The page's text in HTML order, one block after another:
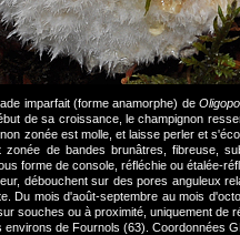
imparfait (forme anamorphe) de
de sa croissance, le champignon
zonée est molle, et laisse perler et
zonée de bandes brunâtres, fibreuse,
forme de console, réfléchie ou étalée-
débouchent sur des pores anguleux
Du mois d'août-septembre au mois
souches ou à proximité, uniquement
environs de Fournols (63). Coordonnées